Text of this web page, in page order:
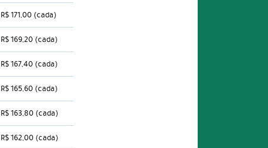
R$ 171,00 (cada)
R$ 169,20 (cada)
R$ 167,40 (cada)
R$ 165,60 (cada)
R$ 163,80 (cada)
R$ 162,00 (cada)